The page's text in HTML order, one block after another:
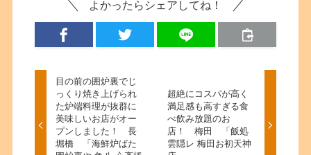
よかったらシェアしてね！
目の前の囲炉裏でじ
っくり焼き上げられ
た炉端料理が抜群に
美味しいお店がオー
プンしました！ 長
堀橋 「海鮮炉ばた
超絶にコスパが高く
満足感も高すぎる食
べ飲み放題のお
店！ 梅田 「飯処
雲隠レ 梅田お初天神